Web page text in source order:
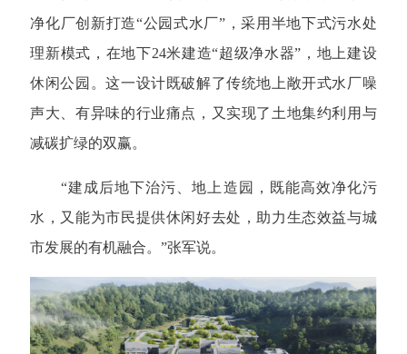
净化厂创新打造“公园式水厂”，采用半地下式污水处
理新模式，在地下24米建造“超级净水器”，地上建设
休闲公园。这一设计既破解了传统地上敞开式水厂噪
声大、有异味的行业痛点，又实现了土地集约利用与
减碳扩绿的双赢。
“建成后地下治污、地上造园，既能高效净化污
水，又能为市民提供休闲好去处，助力生态效益与城
市发展的有机融合。”张军说。